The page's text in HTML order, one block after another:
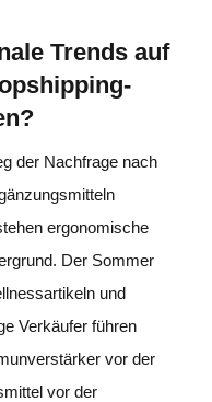
Trends auf
der Nachfrage nach
ergonomische
Der Sommer
und
Verkäufer führen
vor der
vor der